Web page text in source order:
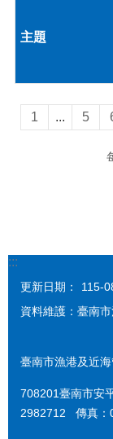
1 ... 5
:::
更新日期：
115-
資料維護：臺南
臺南市漁港及近
708201臺南市安
2982712 傳真：